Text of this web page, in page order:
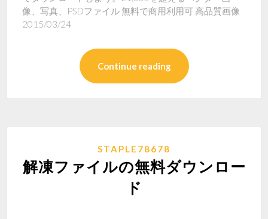
像、写真、PSDファイル 無料で商用利用可 高品質画像
2015/03/24
Continue reading
STAPLE78678
解凍ファイルの無料ダウンロー
ド